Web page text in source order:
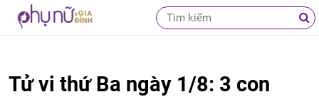
Tử vi thứ Ba ngày 1/8: 3 con